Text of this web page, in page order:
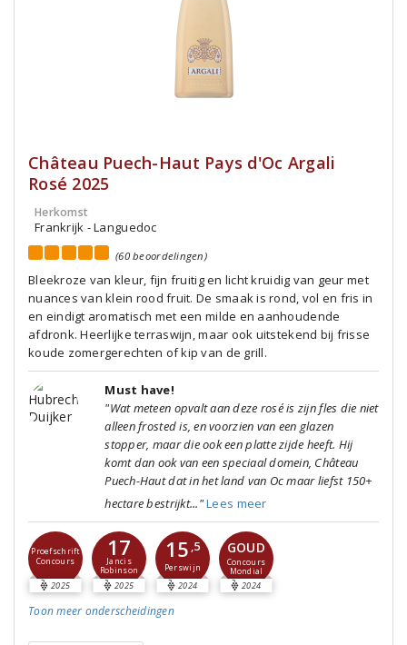
Château Puech-Haut Pays d'Oc Argali
Rosé 2025
Herkomst
Frankrijk - Languedoc
(60 beoordelingen)
Bleekroze van kleur, fijn fruitig en licht kruidig van geur met
nuances van klein rood fruit. De smaak is rond, vol en fris in
en eindigt aromatisch met een milde en aanhoudende
afdronk. Heerlijke terraswijn, maar ook uitstekend bij frisse
koude zomergerechten of kip van de grill.
Must have!
"Wat meteen opvalt aan deze rosé is zijn fles die niet
alleen frosted is, en voorzien van een glazen
stopper, maar die ook een platte zijde heeft. Hij
komt dan ook van een speciaal domein, Château
Puech-Haut dat in het land van Oc maar liefst 150+
hectare bestrijkt..."Lees meer
Proefschrift
Concours
2025
17
Jancis
Robinson
2025
15 ,5
Perswijn
2024
GOUD
Concours
Mondial
2024
Toon meer onderscheidingen